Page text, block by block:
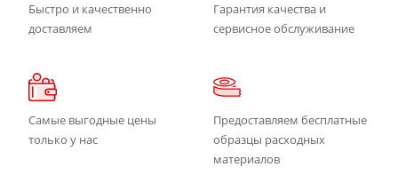
Быстро и качественно
доставляем
Гарантия качества и
сервисное обслуживание
Самые выгодные цены
только у нас
Предоставляем бесплатные
образцы расходных
материалов